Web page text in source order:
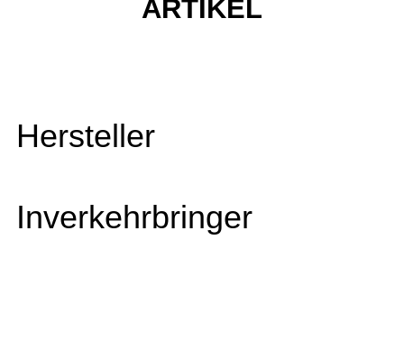
ARTIKEL
Hersteller
Inverkehrbringer